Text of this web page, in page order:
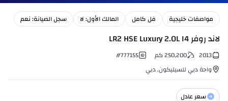
مواصفات خليجية فل كامل المالك الأول: لا سجل الصيانة: نعم
لاند روفر LR2 HSE Luxury 2.0L I4
2013
250,200 كم #777155
واحة دبي للسيليكون,دبي
سعر عادل